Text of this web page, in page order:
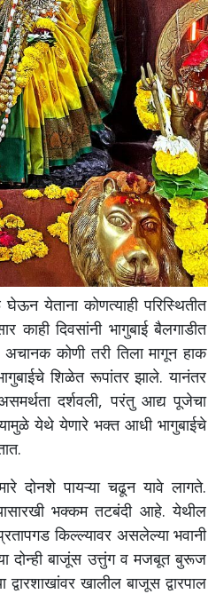
घेऊन येताना कोणत्याही परिस्थितीत
काही दिवसांनी भागुबाई बैलगाडीत
अचानक कोणी तरी तिला मागून हाक
शिळेत रूपांतर झाले.यानंतर
दर्शवली,परंतु आद्य पूजेचा
येथे येणारे भक्त आधी भागुबाईचे
.
दोनशे पायऱ्या चढून यावे लागते.
भक्कम तटबंदी आहे.येथील
किल्ल्यावर असलेल्या भवानी
दोन्ही बाजूंस उत्तुंग व मजबूत बुरूज
द्वारशाखांवर खालील बाजूस द्वारपाल